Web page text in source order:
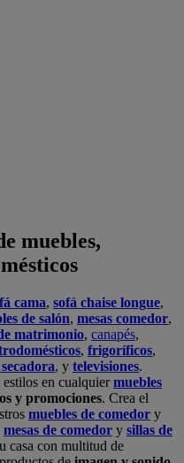
muebles,
cama, sofá chaise longue,
de salón, mesas comedor,
matrimonio, canapés,
, frigoríficos,
, y televisiones.
en cualquiermuebles
y promociones. Crea el
muebles de comedor y
mesas de comedor y sillas de
casa con multitud de